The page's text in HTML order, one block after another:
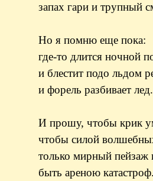
запах гари и трупный
Но я помню еще пока:
где-то длится ночной
и блестит подо льдом
и форель разбивает лед.
И прошу, чтобы крик
чтобы силой
только мирный пейзаж
быть ареною катастроф.